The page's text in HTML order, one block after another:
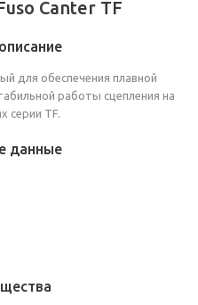
Canter TF
для обеспечения плавной
работы сцепления на
серии TF.
данные